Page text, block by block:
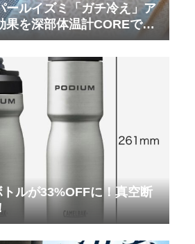
ールイズミ「ガチ冷え」ア
果を深部体温計COREで測
ルが33%OFFに！真空断